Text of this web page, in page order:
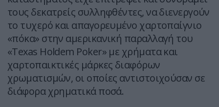
τους δεκατρείς συλληφθέντες, να διενεργούν
το τυχερό και απαγορευμένο χαρτοπαίγνιο
«πόκα» στην αμερικανική παραλλαγή του
«Texas Holdem Poker» με χρήματα και
χαρτοπαικτικές μάρκες διαφόρων
χρωματισμών, οι οποίες αντιστοιχούσαν σε
διάφορα χρηματικά ποσά.